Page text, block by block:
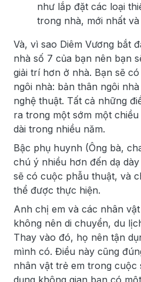
như lắp đặt các loại
trong nhà, mới nhất
Và, vì sao Diêm Vương bắt
nhà số 7 của bạn nên bạn
giải trí hơn ở nhà. Bạn sẽ
ngôi nhà: bản thân ngôi
nghệ thuật. Tất cả những
ra trong một sớm một
dài trong nhiều năm.
Bậc phụ huynh (Ông bà,
chú ý nhiều hơn đến dạ
sẽ có cuộc phẫu thuật, và
thể được thực hiện.
Anh chị em và các nhân
không nên di chuyển, du
Thay vào đó, họ nên tận
mình có. Điều này cũng
nhân vật trẻ em trong cuộc
dụng không gian bạn có